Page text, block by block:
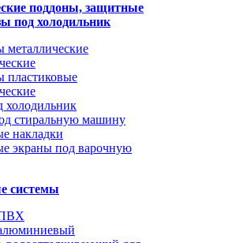
поддоны, защитные
под холодильник
металлические
пластиковые
холодильник
стиральную машину
накладки
экраны под варочную
системы